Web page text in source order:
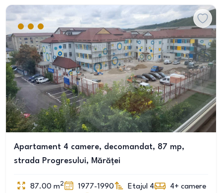
Apartament 4 camere, decomandat, 87 mp,
strada Progresului, Mărăței
87.00 m2 1977-1990 Etajul 4 4+ camere